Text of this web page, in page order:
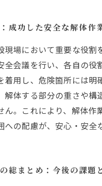
成功した安全な解体作
現場において重要な役
全会議を行い、各自の
着用し、危険箇所には
解体する部分の重さや
ん。これにより、解体
への配慮が、安心・安全
総まとめ：今後の課題